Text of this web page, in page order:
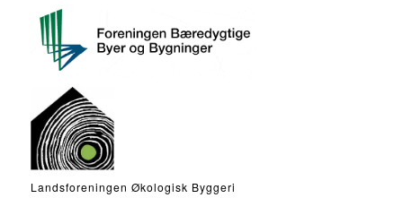
Landsforeningen Økologisk Byggeri